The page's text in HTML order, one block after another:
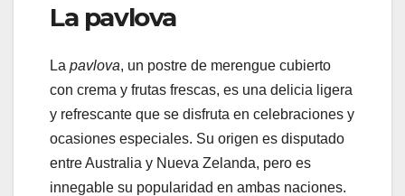
La pavlova
La pavlova, un postre de merengue cubierto
con crema y frutas frescas, es una delicia ligera
y refrescante que se disfruta en celebraciones y
ocasiones especiales. Su origen es disputado
entre Australia y Nueva Zelanda, pero es
innegable su popularidad en ambas naciones.